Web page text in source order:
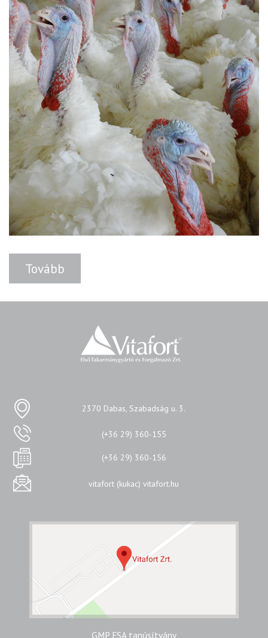
Tovább
2370 Dabas, Szabadság u. 3.
(+36 29) 360-155
(+36 29) 360-156
vitafort (kukac) vitafort.hu
GMP FSA tanúsítvány